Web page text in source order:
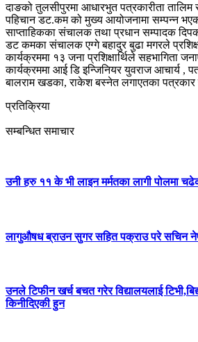
दाङको तुलसीपुरमा आधारभुत पत्रकारीता तालिम
पहिचान डट.कम को मुख्य आयोजनामा सम्पन्न
साप्ताहिकका संचालक तथा प्रधान सम्पादक दिपक
डट कमका संचालक एग्गे बहादुर बुढा मगरले
कार्यक्रममा १३ जना प्रशिक्षार्थिले सहभागिता
कार्यक्रममा आई डि इन्जिनियर युवराज आचार्य ,
बालराम खडका, राकेश बस्नेत लगाएतका पत्रकार
प्रतिक्रिया
सम्बन्धित समाचार
उनी हरु ११ के भी लाइन मर्मतका लागी पोलमा
लागुऔषध ब्राउन सुगर सहित पक्राउ परे सचिन
उनले टिफीन खर्च बचत गरेर विद्यालयलाई
किनीदिएकी हुन